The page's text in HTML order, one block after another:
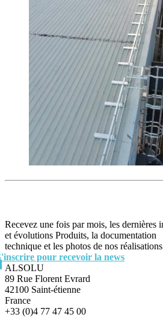
Recevez une fois par mois, les dernières
et évolutions Produits, la documentation
technique et les photos de nos
pour recevoir la news
ALSOLU
89 Rue Florent Evrard
42100 Saint-étienne
France
+33 (0)4 77 47 45 00